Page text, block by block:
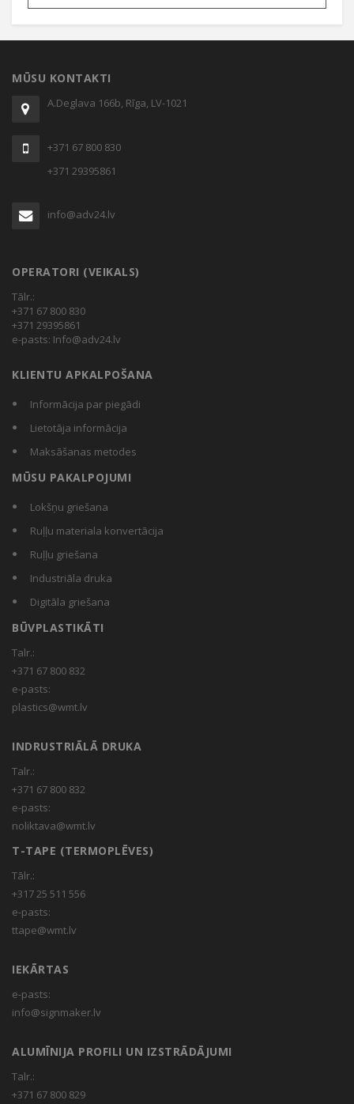
MŪSU KONTAKTI
A.Deglava 166b, Rīga, LV-1021
+371 67 800 830
+371 29395861
info@adv24.lv
OPERATORI (VEIKALS)
Tālr.:
+371 67 800 830
+371 29395861
e-pasts: Info@adv24.lv
KLIENTU APKALPOŠANA
Informācija par piegādi
Lietotāja informācija
Maksāšanas metodes
MŪSU PAKALPOJUMI
Lokšņu griešana
Ruļļu materiala konvertācija
Ruļļu griešana
Industriāla druka
Digitāla griešana
BŪVPLASTIKĀTI
Talr.:
+371 67 800 832
e-pasts:
plastics@wmt.lv
INDRUSTRIĀLĀ DRUKA
Talr.:
+371 67 800 832
e-pasts:
noliktava@wmt.lv
T-TAPE (TERMOPLĒVES)
Tālr.:
+317 25 511 556
e-pasts:
ttape@wmt.lv
IEKĀRTAS
e-pasts:
info@signmaker.lv
ALUMĪNIJA PROFILI UN IZSTRĀDĀJUMI
Talr.:
+371 67 800 829